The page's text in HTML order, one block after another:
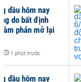
dầu hôm nay
do bất định
phán mở lại
1 phút trước
dầu hôm nay